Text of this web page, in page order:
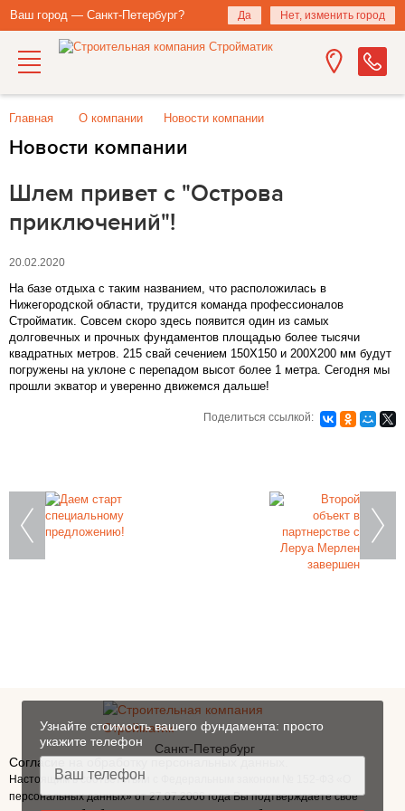
Ваш город — Санкт-Петербург? Да Нет, изменить город
Главная О компании Новости компании
Новости компании
Шлем привет с "Острова
приключений"!
20.02.2020
На базе отдыха с таким названием, что расположилась в
Нижегородской области, трудится команда профессионалов
Стройматик. Совсем скоро здесь появится один из самых
долговечных и прочных фундаментов площадью более тысячи
квадратных метров. 215 свай сечением 150Х150 и 200Х200 мм будут
погружены на уклоне с перепадом высот более 1 метра. Сегодня мы
прошли экватор и уверенно движемся дальше!
Поделиться ссылкой:
Узнайте стоимость вашего фундамента: просто
укажите телефон
Санкт-Петербург
Согласие на обработку персональных данных.
Настоящим в соответствии с Федеральным законом № 152-ФЗ «О
персональных данных» от 27.07.2006 года Вы подтверждаете свое